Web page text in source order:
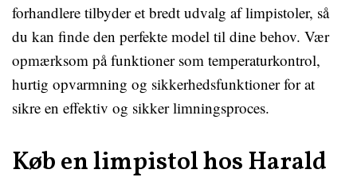
forhandlere tilbyder et bredt udvalg af limpistoler, så
du kan finde den perfekte model til dine behov. Vær
opmærksom på funktioner som temperaturkontrol,
hurtig opvarmning og sikkerhedsfunktioner for at
sikre en effektiv og sikker limningsproces.
Køb en limpistol hos Harald